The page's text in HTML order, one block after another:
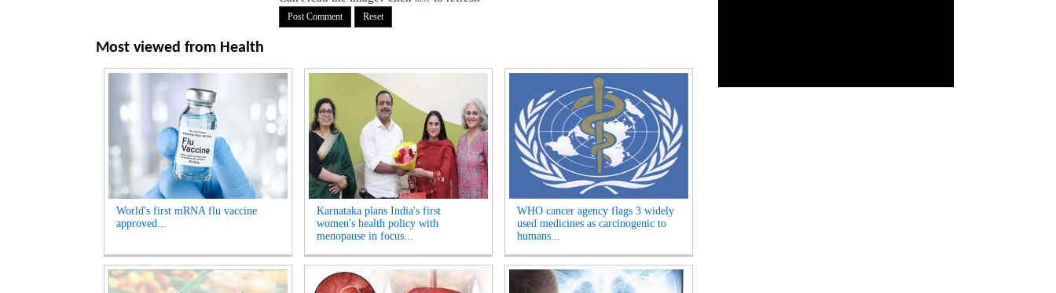
Most viewed from Health
World's first mRNA flu vaccine
approved...
Karnataka plans India's first
women's health policy with
menopause in focus...
WHO cancer agency flags 3 widely
used medicines as carcinogenic to
humans...